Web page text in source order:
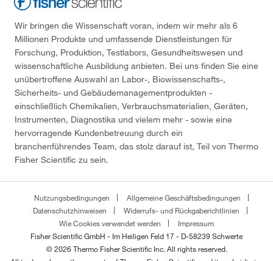
Wir bringen die Wissenschaft voran, indem wir mehr als 6
Millionen Produkte und umfassende Dienstleistungen für
Forschung, Produktion, Testlabors, Gesundheitswesen und
wissenschaftliche Ausbildung anbieten. Bei uns finden Sie eine
unübertroffene Auswahl an Labor-, Biowissenschafts-,
Sicherheits- und Gebäudemanagementprodukten -
einschließlich Chemikalien, Verbrauchsmaterialien, Geräten,
Instrumenten, Diagnostika und vielem mehr - sowie eine
hervorragende Kundenbetreuung durch ein
branchenführendes Team, das stolz darauf ist, Teil von Thermo
Fisher Scientific zu sein.
Nutzungsbedingungen
Allgemeine Geschäftsbedingungen
Datenschutzhinweisen
Widerrufs- und Rückgaberichtlinien
Wie Cookies verwendet werden
Impressum
Fisher Scientific GmbH - Im Heiligen Feld 17 - D-58239 Schwerte
© 2026 Thermo Fisher Scientific Inc. All rights reserved.